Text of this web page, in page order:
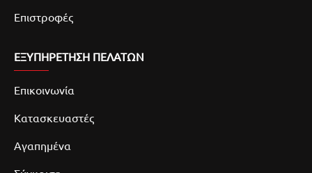
Επιστροφές
ΕΞΥΠΗΡΕΤΗΣΗ ΠΕΛΑΤΩΝ
Επικοινωνία
Κατασκευαστές
Αγαπημένα